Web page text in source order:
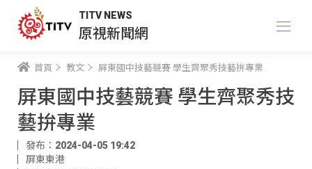
TITV NEWS
原視新聞網
首頁 教文 屏東國中技藝競賽 學生齊聚秀技藝拚專業
屏東國中技藝競賽 學生齊聚秀技
藝拚專業
發布：2024-04-05 19:42
屏東東港